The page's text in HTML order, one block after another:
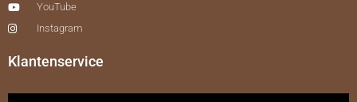
YouTube
Instagram
Klantenservice